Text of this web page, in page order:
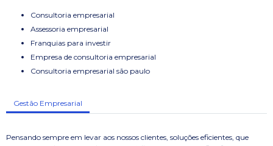
consultoria empresarial
assessoria empresarial
franquias para investir
empresa de consultoria empresarial
consultoria empresarial são paulo
Gestão Empresarial
Pensando sempre em levar aos nossos clientes, soluções eficientes, que